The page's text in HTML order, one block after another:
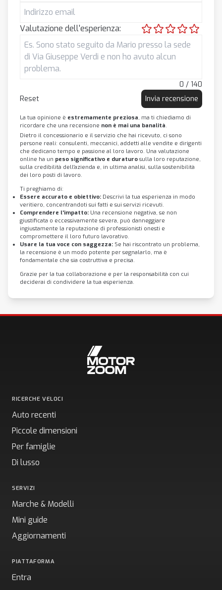
Valutazione dell'esperienza:
0 / 140
Reset
Invia recensione
La tua opinione è estremamente preziosa, ma ti chiediamo di
ricordare che una recensione non è mai una banalità.
Dietro il concessionario e il servizio che hai ricevuto, ci sono
persone reali: consulenti, meccanici, addetti alle vendite e dirigenti
che dedicano tempo e passione al loro lavoro. Una valutazione
online ha un peso significativo e duraturo sulla loro reputazione,
sulla credibilità dell'azienda e, in ultima analisi, sulla sostenibilità
dei loro posti di lavoro.
Ti preghiamo di:
Essere accurato e obiettivo: Descrivi la tua esperienza in modo
veritiero, concentrandoti sui fatti e sui servizi ricevuti.
Comprendere l'impatto: Una recensione negativa, se non
giustificata o eccessivamente severa, può danneggiare
ingiustamente la reputazione di professionisti onesti e
compromettere il loro futuro lavorativo.
Usare la tua voce con saggezza: Se hai riscontrato un problema,
la recensione è un modo potente per segnalarlo, ma è
fondamentale che sia costruttiva e precisa.
Grazie per la tua collaborazione e per la responsabilità con cui
deciderai di condividere la tua esperienza.
RICERCHE VELOCI
Auto recenti
Piccole dimensioni
Per famiglie
Di lusso
SERVIZI
Marche & Modelli
Mini guide
Aggiornamenti
PIATTAFORMA
Entra